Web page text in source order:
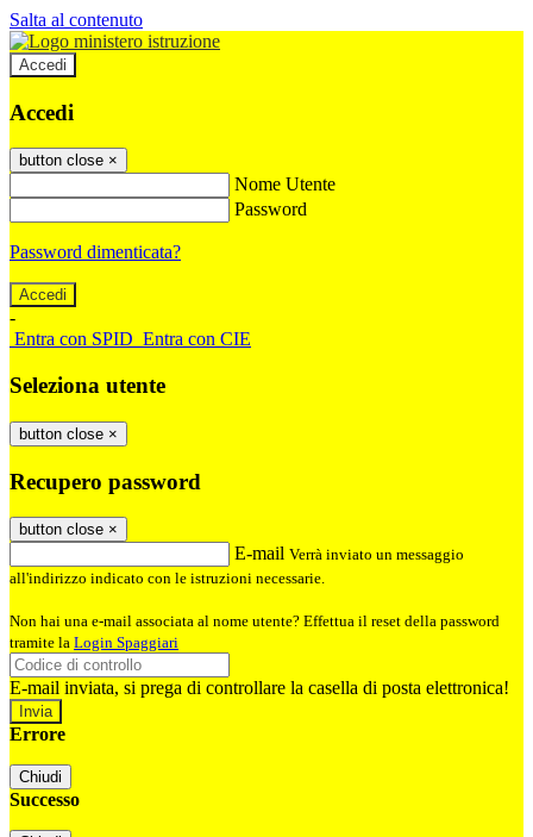
Salta al contenuto
Accedi
Accedi
button close ×
Nome Utente
Password
Password dimenticata?
-
Entra con SPID Entra con CIE
Seleziona utente
button close ×
Recupero password
button close ×
E-mail Verrà inviato un messaggio
all'indirizzo indicato con le istruzioni necessarie.
Non hai una e-mail associata al nome utente? Effettua il reset della password
tramite la Login Spaggiari
E-mail inviata, si prega di controllare la casella di posta elettronica!
Errore
Chiudi
Successo